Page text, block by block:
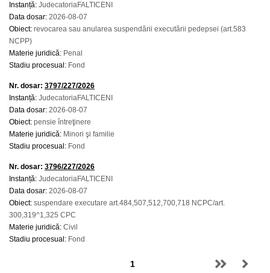
Instanță: JudecatoriaFALTICENI
Data dosar: 2026-08-07
Obiect: revocarea sau anularea suspendării executării pedepsei (art.583
NCPP)
Materie juridică: Penal
Stadiu procesual: Fond
Nr. dosar: 3797/227/2026
Instanță: JudecatoriaFALTICENI
Data dosar: 2026-08-07
Obiect: pensie întreţinere
Materie juridică: Minori şi familie
Stadiu procesual: Fond
Nr. dosar: 3796/227/2026
Instanță: JudecatoriaFALTICENI
Data dosar: 2026-08-07
Obiect: suspendare executare art.484,507,512,700,718 NCPC/art.
300,319^1,325 CPC
Materie juridică: Civil
Stadiu procesual: Fond